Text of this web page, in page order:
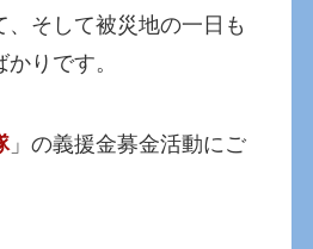
、そして被災地の一日も
りです。
」の義援金募金活動にご